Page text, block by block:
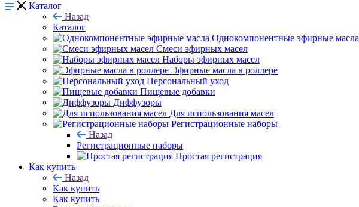
Каталог
Назад
Каталог
Однокомпонентные эфирные масла
Смеси эфирных масел
Наборы эфирных масел
Эфирные масла в роллере
Персональный уход
Пищевые добавки
Диффузоры
Для использования масел
Регистрационные наборы
Назад
Регистрационные наборы
Простая регистрация
Как купить
Назад
Как купить
Как купить